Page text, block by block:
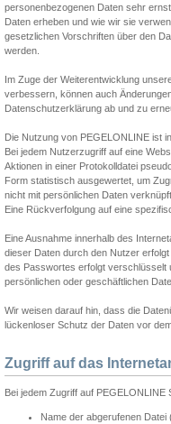
personenbezogenen Daten sehr
Daten erheben und wie wir sie
gesetzlichen Vorschriften über den
werden.
Im Zuge der Weiterentwicklung
verbessern, können auch
Datenschutzerklärung ab und zu
Die Nutzung von PEGELONLINE ist
Bei jedem Nutzerzugriff auf eine
Aktionen in einer Protokolldatei
Form statistisch ausgewertet, um
nicht mit persönlichen Daten
Eine Rückverfolgung auf eine
Eine Ausnahme innerhalb des
dieser Daten durch den Nutzer
des Passwortes erfolgt verschlüsselt
persönlichen oder geschäftlichen
Wir weisen darauf hin, dass die
lückenloser Schutz der Daten vor
Zugriff auf das
Bei jedem Zugriff auf
Name der abgerufenen Datei